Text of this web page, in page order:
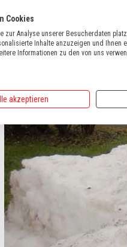
Cookies
zur Analyse unserer Besucherdaten
Inhalte anzuzeigen und Ihnen
Informationen zu den von uns
akzeptieren